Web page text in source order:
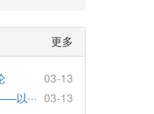
更多
03-13
以··· 03-13